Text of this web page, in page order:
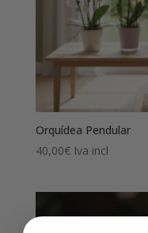
Orquídea Pendular
40,00€ Iva incl